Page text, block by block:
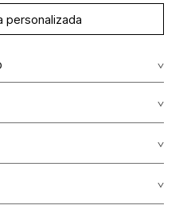
personalizada
poliéster 45%
separado / no utilizar
Master Card y American